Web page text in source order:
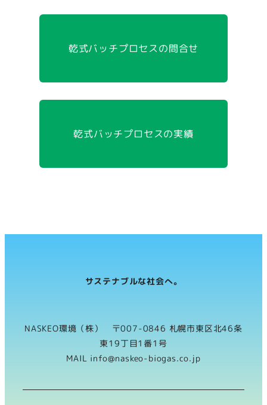
乾式バッチプロセスの問合せ
乾式バッチプロセスの実績
サステナブルな社会へ。
NASKEO環境（株） 〒007-0846 札幌市東区北46条
東19丁目1番1号
MAIL info@naskeo-biogas.co.jp